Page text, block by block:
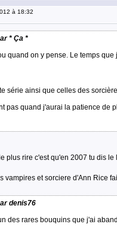
à 18:32
* Ça *
quand on y pense. Le temps
série ainsi que celles des
pas quand j'aurai la patience de
plus rire c'est qu'en 2007 tu dis
vampires et sorciere d'Ann Rice
denis76
des rares bouquins que j'ai